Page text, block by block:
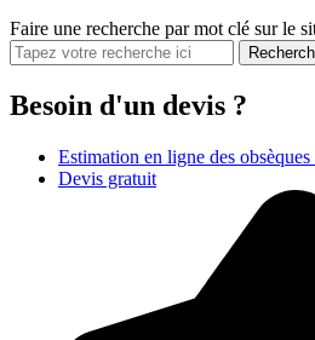
Faire une recherche par mot clé sur le
Besoin d'un devis ?
Estimation en ligne des obsèques
Devis gratuit